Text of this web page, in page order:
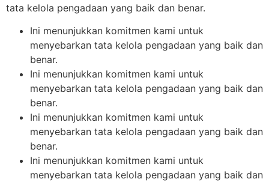
tata kelola pengadaan yang baik dan benar.
Ini menunjukkan komitmen kami untuk
menyebarkan tata kelola pengadaan yang baik dan
benar.
Ini menunjukkan komitmen kami untuk
menyebarkan tata kelola pengadaan yang baik dan
benar.
Ini menunjukkan komitmen kami untuk
menyebarkan tata kelola pengadaan yang baik dan
benar.
Ini menunjukkan komitmen kami untuk
menyebarkan tata kelola pengadaan yang baik dan